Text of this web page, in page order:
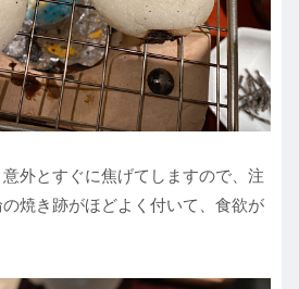
外とすぐに焦げてしますので、注
焼き跡がほどよく付いて、食欲が